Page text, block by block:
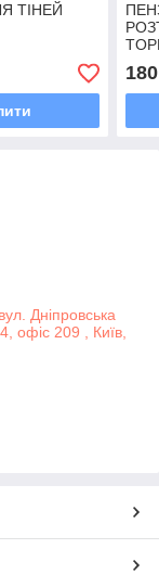
ТІНЕЙ
180
Дніпровська
офіс 209 , Київ,